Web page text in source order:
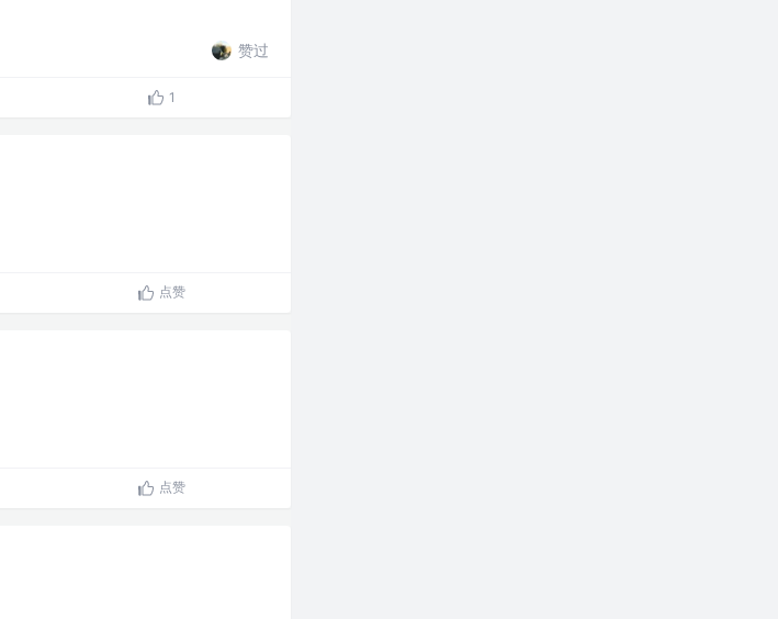
赞过
1
点赞
点赞